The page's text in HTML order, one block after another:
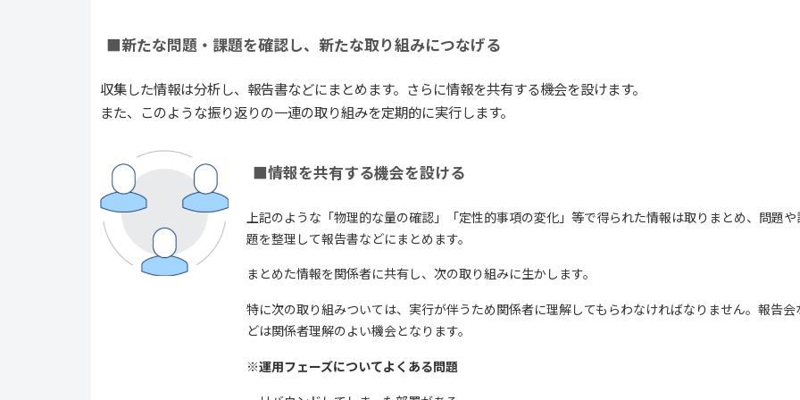
■新たな問題・課題を確認し、新たな取り組みにつなげる
収集した情報は分析し、報告書などにまとめます。さらに情報を共有する機会を設けます。
また、このような振り返りの一連の取り組みを定期的に実行します。
■情報を共有する機会を設ける
上記のような「物理的な量の確認」「定性的事項の変化」等で得られた情報は取りまとめ、問題や
題を整理して報告書などにまとめます。
まとめた情報を関係者に共有し、次の取り組みに生かします。
特に次の取り組みついては、実行が伴うため関係者に理解してもらわなければなりません。報告会
どは関係者理解のよい機会となります。
※運用フェーズについてよくある問題